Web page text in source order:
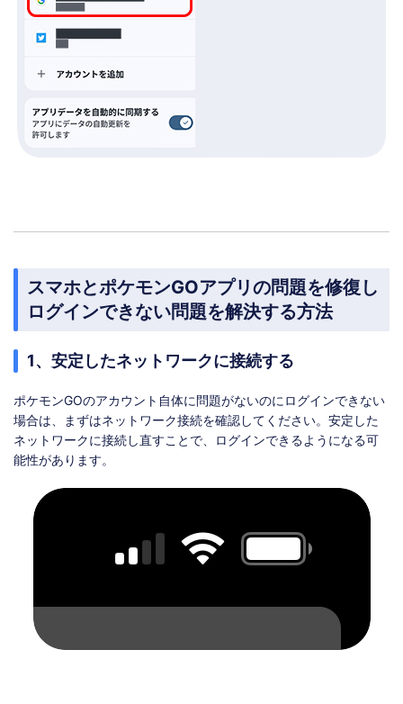
スマホとポケモンGOアプリの問題を修復し
ログインできない問題を解決する方法
1、安定したネットワークに接続する
ポケモンGOのアカウント自体に問題がないのにログインできない
場合は、まずはネットワーク接続を確認してください。安定した
ネットワークに接続し直すことで、ログインできるようになる可
能性があります。